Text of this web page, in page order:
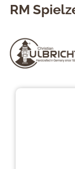
RM